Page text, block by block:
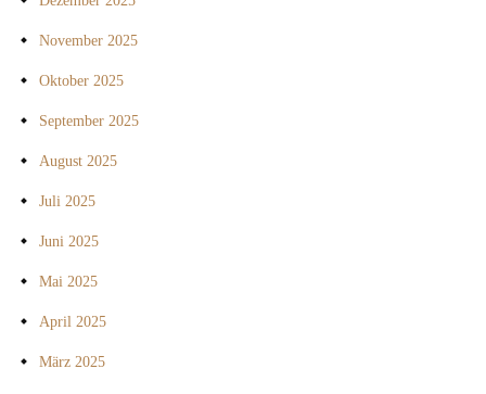
November 2025
Oktober 2025
September 2025
August 2025
Juli 2025
Juni 2025
Mai 2025
April 2025
März 2025